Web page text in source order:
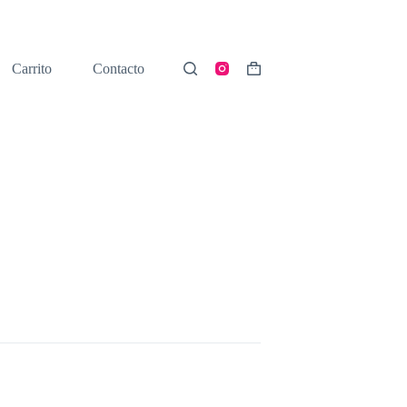
Carrito Contacto
Shopping